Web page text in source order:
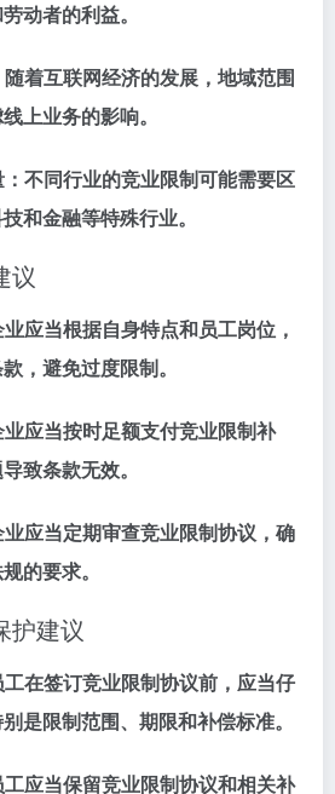
动者的利益。
随着互联网经济的发展，地域范围
上业务的影响。
：不同行业的竞业限制可能需要区
和金融等特殊行业。
议
业应当根据自身特点和员工岗位，
，避免过度限制。
业应当按时足额支付竞业限制补
致条款无效。
业应当定期审查竞业限制协议，确
的要求。
护建议
工在签订竞业限制协议前，应当仔
是限制范围、期限和补偿标准。
工应当保留竞业限制协议和相关补